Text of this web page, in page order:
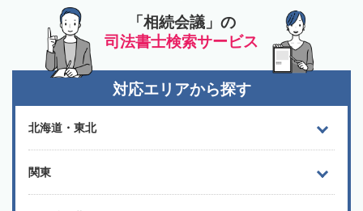
「相続会議」の
司法書士検索サービス
対応エリアから探す
北海道・東北
関東